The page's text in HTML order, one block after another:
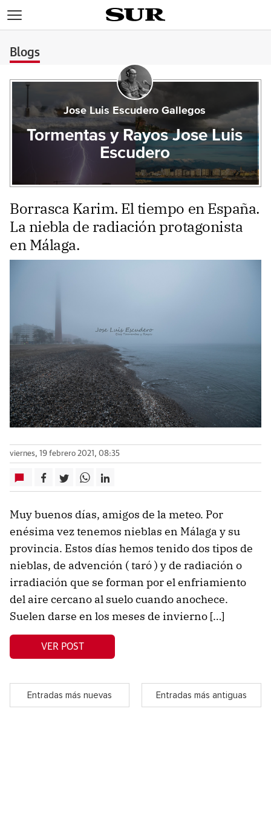
Blogs
Jose Luis Escudero Gallegos
Tormentas y Rayos Jose Luis
Escudero
Borrasca Karim. El tiempo en España.
La niebla de radiación protagonista
en Málaga.
viernes, 19 febrero 2021, 08:35
Muy buenos días, amigos de la meteo. Por
enésima vez tenemos nieblas en Málaga y su
provincia. Estos días hemos tenido dos tipos de
nieblas, de advención ( taró ) y de radiación o
irradiación que se forman por el enfriamiento
del aire cercano al suelo cuando anochece.
Suelen darse en los meses de invierno […]
VER POST
Entradas más nuevas Entradas más antiguas